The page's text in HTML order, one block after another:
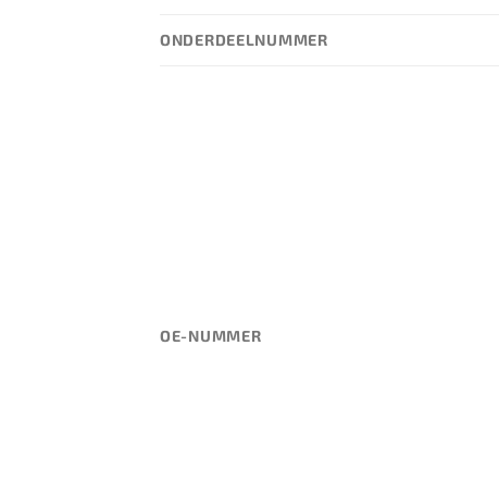
ONDERDEELNUMMER
OE-NUMMER